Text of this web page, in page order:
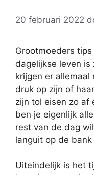
20 februari 2022
Grootmoeders
dagelijkse leven is
krijgen er allemaal
druk op zijn of
zijn tol eisen zo af
ben je eigenlijk
rest van de dag
languit op de bank
Uiteindelijk is het